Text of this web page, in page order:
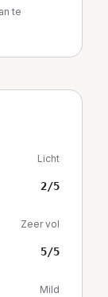
te
Licht
2/5
Zeer vol
5/5
Mild